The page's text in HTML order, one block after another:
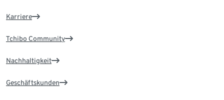
Karriere
Tchibo Community
Nachhaltigkeit
Geschäftskunden